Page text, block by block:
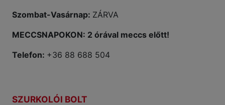
Szombat-Vasárnap: ZÁRVA
MECCSNAPOKON: 2 órával meccs előtt!
Telefon: +36 88 688 504
SZURKOLÓI BOLT